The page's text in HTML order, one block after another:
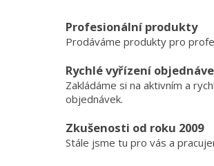
Profesionální produkty
Prodáváme produkty pro
Rychlé vyřízení
Zakládáme si na aktivním a
objednávek.
Zkušenosti od roku 2009
Stále jsme tu pro vás a